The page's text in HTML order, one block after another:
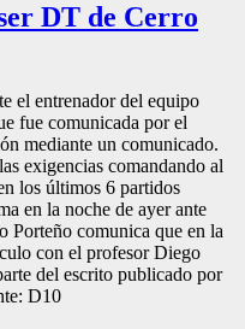
DT de Cerro
el entrenador del equipo
fue comunicada por el
mediante un comunicado.
exigencias comandando al
los últimos 6 partidos
en la noche de ayer ante
Porteño comunica que en la
con el profesor Diego
del escrito publicado por
D10